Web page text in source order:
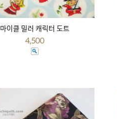
마이클 밀러 캐릭터 도트
4,500